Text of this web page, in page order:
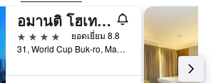
อมานติ โฮเทล โซล ฮงแด
4 ดาว
ยอดเยี่ยม 8.8
31, World Cup Buk-ro, Mapo-gu, โซล, เกาหลีใต้